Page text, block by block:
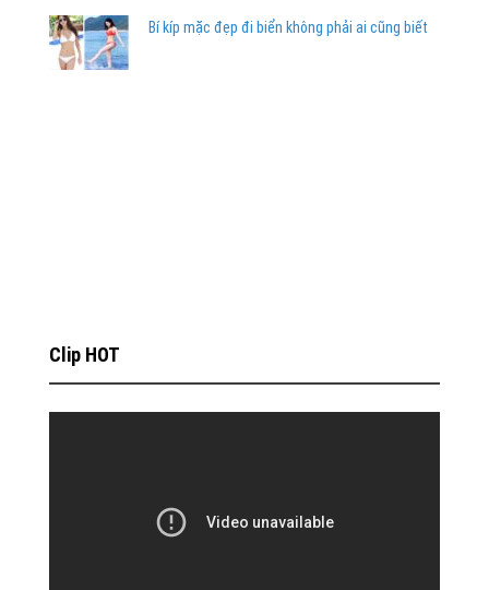
Bí kíp mặc đẹp đi biển không phải ai cũng biết
Clip HOT